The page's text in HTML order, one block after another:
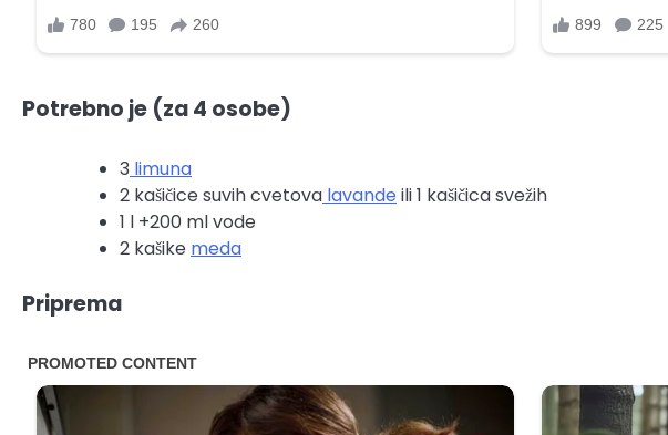
Potrebno je (za 4 osobe)
3 limuna
2 kašičice suvih cvetova lavande ili 1 kašičica svežih
1 l +200 ml vode
2 kašike meda
Priprema